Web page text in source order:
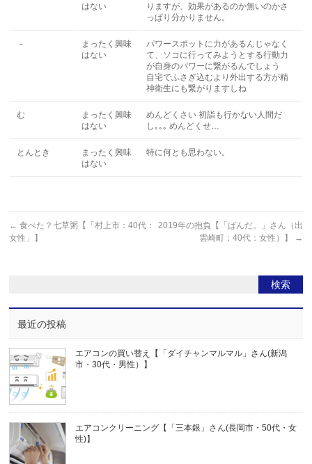
はない
りますが、効果があるのか無いのかさ
っぱり分かりません。
－
まったく興味
はない
パワースポットに力があるんじゃなく
て、ソコに行ってみようとする行動力
が自身のパワーに繋がるんでしょう
自宅でふさぎ込むより外出する方が精
神衛生にも繋がりますしね
む
まったく興味
はない
めんどくさい 初詣も行かない人間だ
し｡｡｡ めんどくせ…
とんとき
まったく興味
はない
特に何とも思わない。
← 食べた？七草粥【「村上市：40代：
女性」】
2019年の抱負【「ぱんだ。」さん（出
雲崎町：40代：女性）】
→
最近の投稿
エアコンの買い替え【「ダイチャンマルマル」さん(新潟
市・30代・男性）】
エアコンクリーニング【「三本銀」さん(長岡市・50代・女
性)】